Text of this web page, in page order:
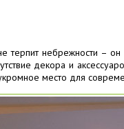
терпит небрежности –
декора и
место для